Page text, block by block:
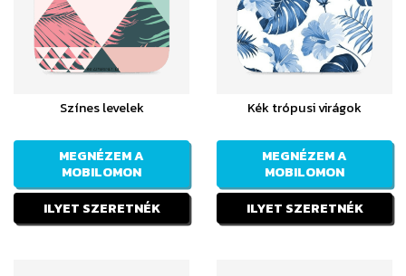
Színes levelek
MEGNÉZEM A
MOBILOMON
ILYET SZERETNÉK
Kék trópusi virágok
MEGNÉZEM A
MOBILOMON
ILYET SZERETNÉK